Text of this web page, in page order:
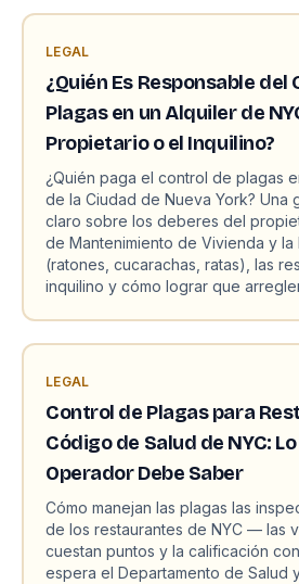
LEGAL
¿Quién Es Responsable del
Plagas en un Alquiler de
Propietario o el Inquilino?
¿Quién paga el control de plagas
de la Ciudad de Nueva York? Una
claro sobre los deberes del
de Mantenimiento de Vivienda y la
(ratones, cucarachas, ratas), las
inquilino y cómo lograr que
LEGAL
Control de Plagas para
Código de Salud de NYC:
Operador Debe Saber
Cómo manejan las plagas las
de los restaurantes de NYC — las
cuestan puntos y la calificación
espera el Departamento de Salud